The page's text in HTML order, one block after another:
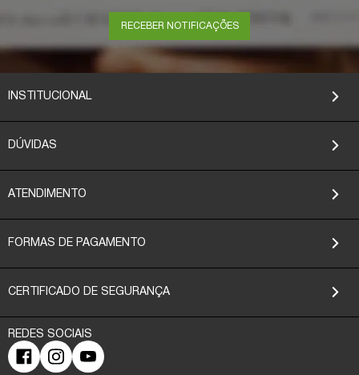
RECEBER NOTIFICAÇÕES
INSTITUCIONAL
DÚVIDAS
ATENDIMENTO
FORMAS DE PAGAMENTO
CERTIFICADO DE SEGURANÇA